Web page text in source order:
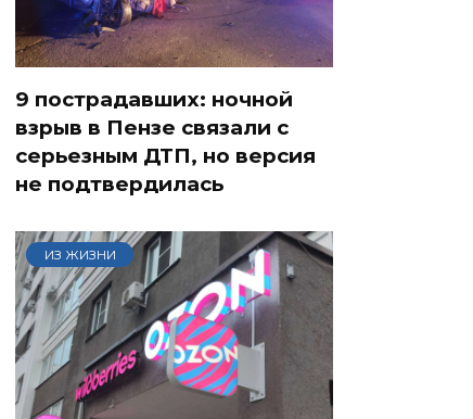
9 пострадавших: ночной
взрыв в Пензе связали с
серьезным ДТП, но версия
не подтвердилась
ИЗ ЖИЗНИ